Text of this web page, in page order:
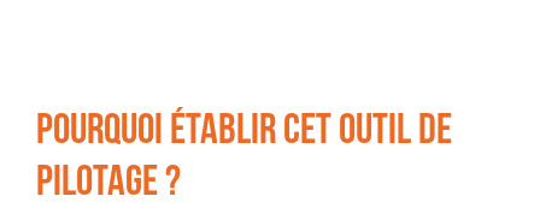
POURQUOI ÉTABLIR CETOUTILDE
PILOTAGE ?